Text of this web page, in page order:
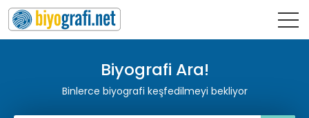
Biyografi Ara!
Binlerce biyografi keşfedilmeyi bekliyor